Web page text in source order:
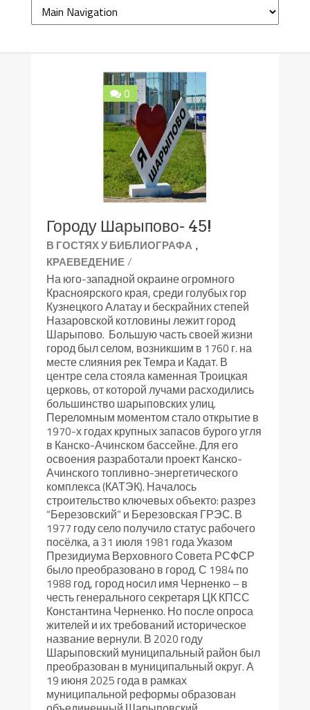
0
Городу Шарыпово- 45!
В ГОСТЯХ У БИБЛИОГРАФА ,
КРАЕВЕДЕНИЕ/
На юго-западной окраине огромного
Красноярского края, среди голубых гор
Кузнецкого Алатау и бескрайних степей
Назаровской котловины лежит город
Шарыпово. Большую часть своей жизни
город был селом, возникшим в 1760 г. на
месте слияния рек Темра и Кадат. В
центре села стояла каменная Троицкая
церковь, от которой лучами расходились
большинство шарыповских улиц.
Переломным моментом стало открытие в
1970-х годах крупных запасов бурого угля
в Канско-Ачинском бассейне. Для его
освоения разработали проект Канско-
Ачинского топливно-энергетического
комплекса (КАТЭК). Началось
строительство ключевых объекто: разрез
“Березовский” и Березовская ГРЭС. В
1977 году село получило статус рабочего
посёлка, а 31 июля 1981 года Указом
Президиума Верховного Совета РСФСР
было преобразовано в город. С 1984 по
1988 год, город носил имя Черненко – в
честь генерального секретаря ЦК КПСС
Константина Черненко. Но после опроса
жителей и их требований историческое
название вернули. В 2020 году
Шарыповский муниципальный район был
преобразован в муниципальный округ. А
19 июня 2025 года в рамках
муниципальной реформы образован